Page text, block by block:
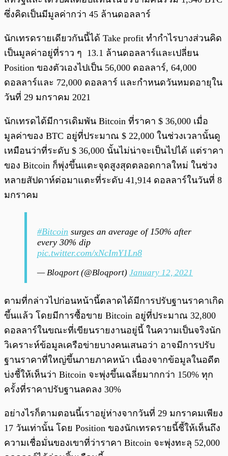
ซึ่งคิดเป็นมีมูลค่ากว่า 45 ล้านดอลลาร์
นักเทรดรายเดียวกันนี้ได้ Take profit ทำกำไรบางส่วนคิด
เป็นมูลค่าอยู่ที่ราว ๆ 13.1 ล้านดอลลาร์และเปลี่ยน
Position ของตัวเองไปเป็น 56,000 ดอลลาร์, 64,000
ดอลลาร์และ 72,000 ดอลลาร์ และกำหนดวันหมดอายุใน
วันที่ 29 มกราคม 2021
นักเทรดได้มีการเดิมพัน Bitcoin ที่ราคา $ 36,000 เมื่อ
มูลค่าของ BTC อยู่ที่ประมาณ $ 22,000 ในช่วงเวลานั้นดู
เหมือนว่าที่ระดับ $ 36,000 นั้นไม่น่าจะเป็นไปได้ แต่ราคา
ของ Bitcoin ก็พุ่งขึ้นแตะจุดสูงสุดตลอดกาลใหม่ ในช่วง
หลายสัปดาห์ต่อมาแตะที่ระดับ 41,914 ดอลลาร์ในวันที่ 8
มกราคม
#Bitcoin surges an average of 150% after
every 30% dip
pic.twitter.com/xNcImY1Ln8
— Bloqport (@Bloqport) January 12, 2021
ตามที่กล่าวไปก่อนหน้านี้ตลาดได้มีการปรับฐานราคาเกิด
ขึ้นแล้ว โดยมีการซื้อขาย Bitcoin อยู่ที่ประมาณ 32,800
ดอลลาร์ในขณะที่เขียนรายงานอยู่นี้ ในความเป็นจริงนัก
วิเคราะห์ข้อมูลเครือข่ายบางคนเสนอว่า อาจมีการปรับ
ฐานราคาที่ใหญ่ขึ้นภายภาคหน้า เนื่องจากข้อมูลในอดีต
บ่งชี้ให้เห็นว่า Bitcoin จะพุ่งขึ้นเฉลี่ยมากกว่า 150% ทุก
ครั้งที่ราคาปรับฐานลดลง 30%
อย่างไรก็ตามตอนนี้เราอยู่ห่างจากวันที่ 29 มกราคมเพียง
17 วันเท่านั้น โดย Position ของนักเทรดรายนี้ชี้ให้เห็นถึง
ความเชื่อมั่นของเขาที่ว่าราคา Bitcoin จะพุ่งทะลุ 52,000